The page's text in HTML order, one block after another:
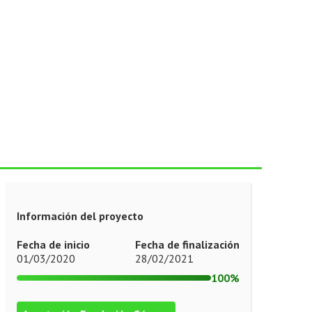
Información del proyecto
Fecha de inicio
01/03/2020
Fecha de finalización
28/02/2021
100%